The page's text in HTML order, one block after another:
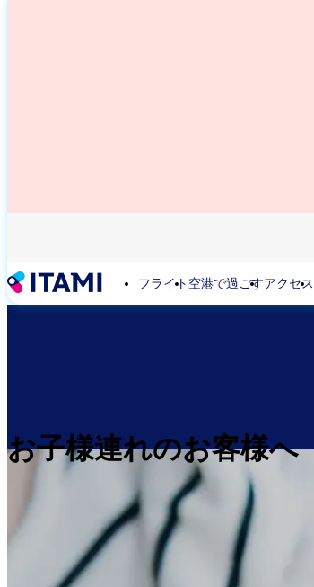
フライト 空港で過ごすアクセス
お子様連れのお客様へ